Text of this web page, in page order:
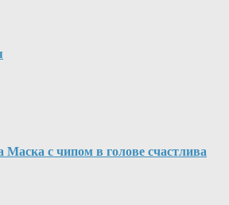
Маска с чипом в голове счастлива